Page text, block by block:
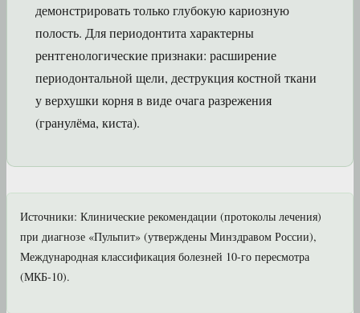
демонстрировать только глубокую кариозную
полость. Для периодонтита характерны
рентгенологические признаки: расширение
периодонтальной щели, деструкция костной ткани
у верхушки корня в виде очага разрежения
(гранулёма, киста).
Источники: Клинические рекомендации (протоколы лечения)
при диагнозе «Пульпит» (утверждены Минздравом России),
Международная классификация болезней 10-го пересмотра
(МКБ-10).